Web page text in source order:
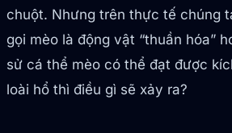
chuột. Nhưng trên thực tế chúng
gọi mèo là động vật “thuần hóa”
sử cá thể mèo có thể đạt được
loài hổ thì điều gì sẽ xảy ra?